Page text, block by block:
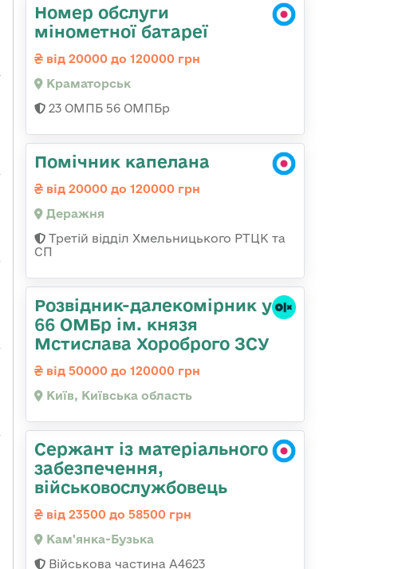
Номер обслуги
мінометної батареї
від 20000 до 120000 грн
Краматорськ
23 ОМПБ 56 ОМПБр
Помічник капелана
від 20000 до 120000 грн
Деражня
Третій відділ Хмельницького РТЦК та
СП
Розвідник-далекомірник у
66 ОМБр ім. князя
Мстислава Хороброго ЗСУ
від 50000 до 120000 грн
Київ, Київська область
Сержант із матеріального
забезпечення,
військовослужбовець
від 23500 до 58500 грн
Кам'янка-Бузька
Військова частина А4623